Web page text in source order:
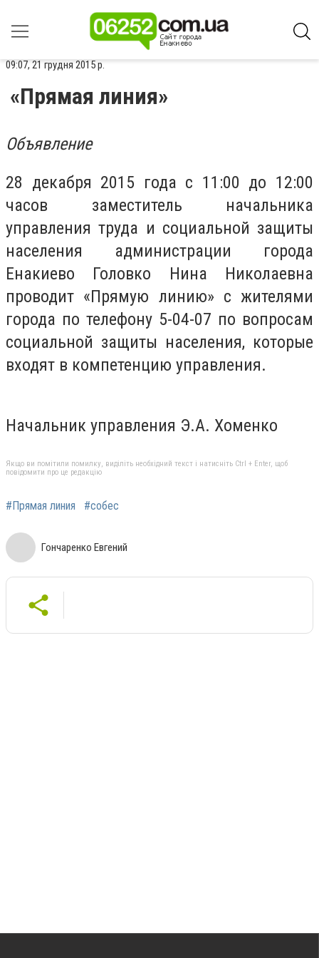
09:07, 21 грудня 2015 р.
«Прямая линия»
Объявление
28 декабря 2015 года с 11:00 до 12:00
часов заместитель начальника
управления труда и социальной защиты
населения администрации города
Енакиево Головко Нина Николаевна
проводит «Прямую линию» с жителями
города по телефону 5-04-07 по вопросам
социальной защиты населения, которые
входят в компетенцию управления.
Начальник управления Э.А. Хоменко
Якщо ви помітили помилку, виділіть необхідний текст і натисніть Ctrl + Enter, щоб
повідомити про це редакцію
#Прямая линия #собес
Гончаренко Евгений